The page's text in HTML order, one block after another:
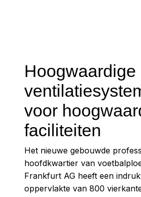
Hoogwaardige
voor
faciliteiten
Het nieuwe gebouwde
hoofdkwartier van
Frankfurt AG heeft een
oppervlakte van 800